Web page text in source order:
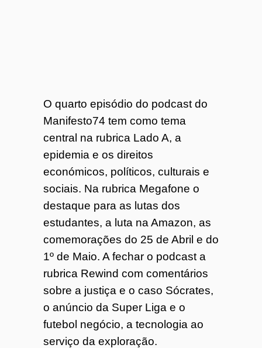
O quarto episódio do podcast do
Manifesto74 tem como tema
central na rubrica Lado A, a
epidemia e os direitos
económicos, políticos, culturais e
sociais. Na rubrica Megafone o
destaque para as lutas dos
estudantes, a luta na Amazon, as
comemorações do 25 de Abril e do
1º de Maio. A fechar o podcast a
rubrica Rewind com comentários
sobre a justiça e o caso Sócrates,
o anúncio da Super Liga e o
futebol negócio, a tecnologia ao
serviço da exploração.